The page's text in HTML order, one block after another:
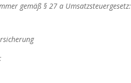
gemäß § 27 a Umsatzsteuergesetz: